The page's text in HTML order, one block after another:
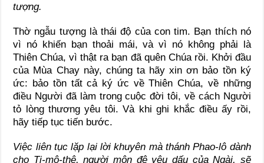
tượng.
Thờ ngẫu tượng là thái độ của con tim. Bạn thích nó
vì nó khiến bạn thoải mái, và vì nó không phải là
Thiên Chúa, vì thật ra bạn đã quên Chúa rồi. Khởi đầu
của Mùa Chay này, chúng ta hãy xin ơn bảo tồn ký
ức: bảo tồn tất cả ký ức về Thiên Chúa, về những
điều Người đã làm trong cuộc đời tôi, về cách Người
tỏ lòng thương yêu tôi. Và khi ghi khắc điều ấy rồi,
hãy tiếp tục tiến bước.
Việc liên tục lặp lại lời khuyên mà thánh Phao-lô dành
cho Ti-mô-thê, người môn đệ yêu dấu của Ngài, sẽ